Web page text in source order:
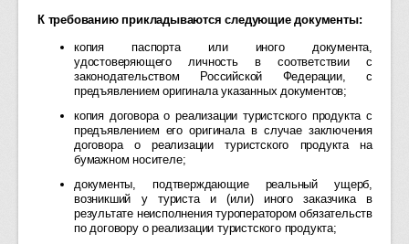
К требованию прикладываются следующие документы:
копия паспорта или иного документа,
удостоверяющего личность в соответствии с
законодательством Российской Федерации, с
предъявлением оригинала указанных документов;
копия договора о реализации туристского продукта с
предъявлением его оригинала в случае заключения
договора о реализации туристского продукта на
бумажном носителе;
документы, подтверждающие реальный ущерб,
возникший у туриста и (или) иного заказчика в
результате неисполнения туроператором обязательств
по договору о реализации туристского продукта;